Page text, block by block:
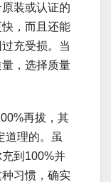
装或认证的
，而且还能
充受损。当
，选择质量
再拔，其
道理的。虽
到100%并
习惯，确实